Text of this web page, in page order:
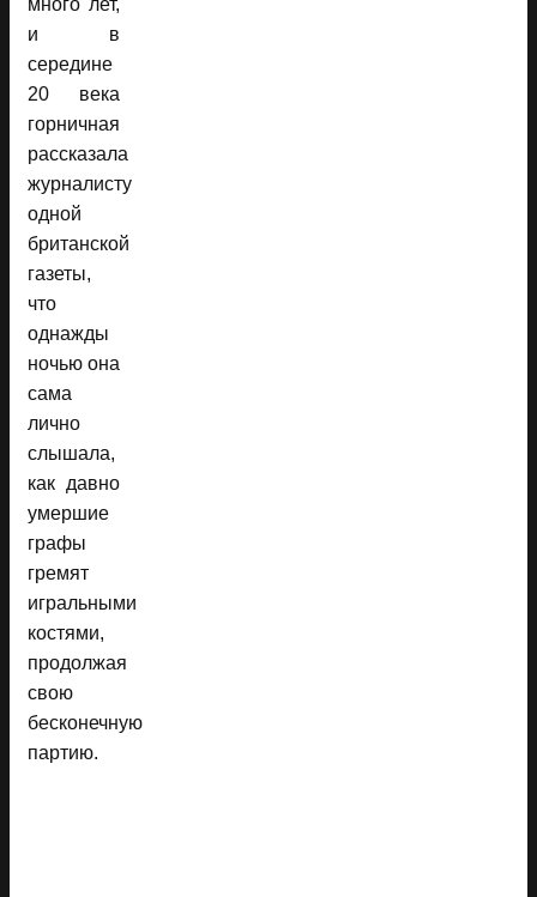
и в
середине
20 века
горничная
рассказала
журналисту
одной
британской
газеты,
что
однажды
ночью она
сама
лично
слышала,
как давно
умершие
графы
гремят
игральными
костями,
продолжая
свою
бесконечную
партию.